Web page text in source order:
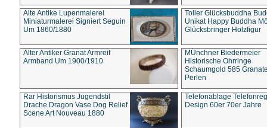
Alte Antike Lupenmalerei
Miniaturmalerei Signiert Seguin
Um 1860/1880
Toller Glücksbuddha
Unikat Happy Buddha
Glücksbringer Holzfigur
Alter Antiker Granat Armreif
Armband Um 1900/1910
MÜnchner Biedermeier
Historische Ohrringe
Schaumgold 585
Perlen
Rar Historismus Jugendstil
Drache Dragon Vase Dog Relief
Scene Art Nouveau 1880
Telefonablage
Design 60er 70er Jahre